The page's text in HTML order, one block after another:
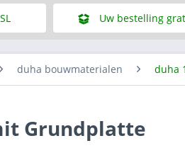
Uw bestelling
duha bouwmaterialen duha
Grundplatte